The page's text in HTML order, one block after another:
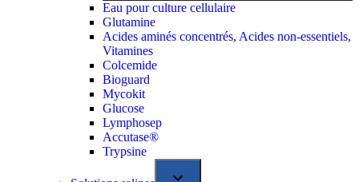
Eau pour culture cellulaire
Glutamine
Acides aminés concentrés, Acides non-essentiels,
Vitamines
Colcemide
Bioguard
Mycokit
Glucose
Lymphosep
Accutase®
Trypsine